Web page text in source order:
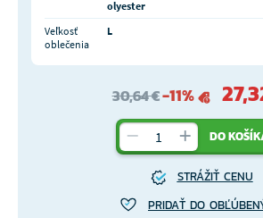
olyester
Veľkosť
oblečenia
L
30,64 €-11%
DO
STRÁŽIŤ CENU
PRIDAŤ DO